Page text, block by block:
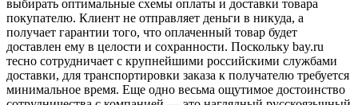
выбирать оптимальные схемы оплаты и доставки товара
покупателю. Клиент не отправляет деньги в никуда, а
получает гарантии того, что оплаченный товар будет
доставлен ему в целости и сохранности. Поскольку bay.ru
тесно сотрудничает с крупнейшими российскими службами
доставки, для транспортировки заказа к получателю требуется
минимальное время. Еще одно весьма ощутимое достоинство